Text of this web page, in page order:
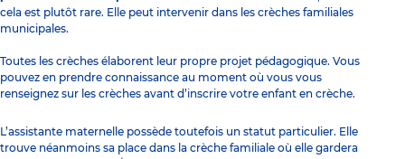
cela est plutôt rare. Elle peut intervenir dans les crèches familiales
municipales.
Toutes les crèches élaborent leur propre projet pédagogique. Vous
pouvez en prendre connaissance au moment où vous vous
renseignez sur les crèches avant d’inscrire votre enfant en crèche.
L’assistante maternelle possède toutefois un statut particulier. Elle
trouve néanmoins sa place dans la crèche familiale où elle gardera